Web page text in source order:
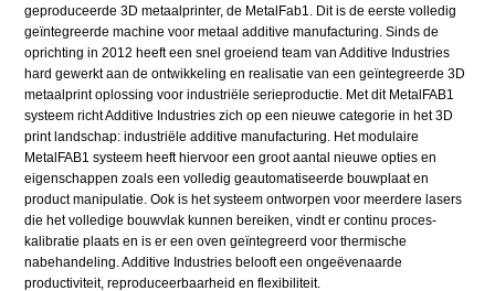
geproduceerde 3D metaalprinter, de MetalFab1. Dit is de eerste volledig
geïntegreerde machine voor metaal additive manufacturing. Sinds de
oprichting in 2012 heeft een snel groeiend team van Additive Industries
hard gewerkt aan de ontwikkeling en realisatie van een geïntegreerde 3D
metaalprint oplossing voor industriële serieproductie. Met dit MetalFAB1
systeem richt Additive Industries zich op een nieuwe categorie in het 3D
print landschap: industriële additive manufacturing. Het modulaire
MetalFAB1 systeem heeft hiervoor een groot aantal nieuwe opties en
eigenschappen zoals een volledig geautomatiseerde bouwplaat en
product manipulatie. Ook is het systeem ontworpen voor meerdere lasers
die het volledige bouwvlak kunnen bereiken, vindt er continu proces-
kalibratie plaats en is er een oven geïntegreerd voor thermische
nabehandeling. Additive Industries belooft een ongeëvenaarde
productiviteit, reproduceerbaarheid en flexibiliteit.